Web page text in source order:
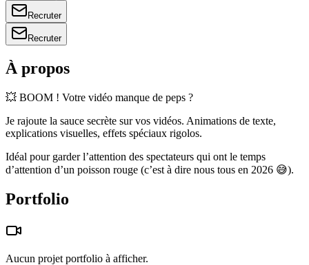
Recruter
Recruter
À propos
💥 BOOM ! Votre vidéo manque de peps ?
Je rajoute la sauce secrète sur vos vidéos. Animations de texte,
explications visuelles, effets spéciaux rigolos.
Idéal pour garder l’attention des spectateurs qui ont le temps
d’attention d’un poisson rouge (c’est à dire nous tous en 2026 😅).
Portfolio
Aucun projet portfolio à afficher.